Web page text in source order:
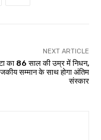
NEXT ARTICLE
का 86 साल की उम्र में निधन,
सम्मान के साथ होगा अंतिम
संस्कार